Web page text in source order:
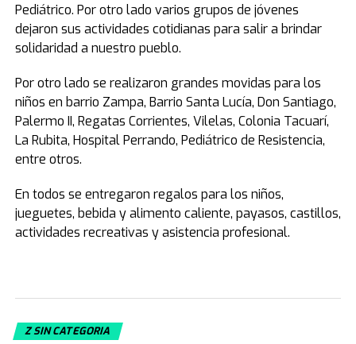
Pediátrico. Por otro lado varios grupos de jóvenes
dejaron sus actividades cotidianas para salir a brindar
solidaridad a nuestro pueblo.
Por otro lado se realizaron grandes movidas para los
niños en barrio Zampa, Barrio Santa Lucía, Don Santiago,
Palermo II, Regatas Corrientes, Vilelas, Colonia Tacuarí,
La Rubita, Hospital Perrando, Pediátrico de Resistencia,
entre otros.
En todos se entregaron regalos para los niños,
jueguetes, bebida y alimento caliente, payasos, castillos,
actividades recreativas y asistencia profesional.
Z SIN CATEGORIA